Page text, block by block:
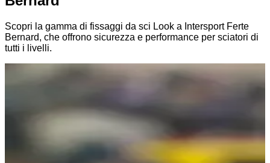
Scopri la gamma di fissaggi da sci Look a Intersport Ferte
Bernard, che offrono sicurezza e performance per sciatori di
tutti i livelli.